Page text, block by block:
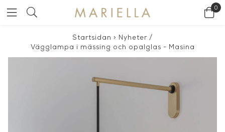
0
Startsidan > Nyheter /
Vägglampa i mässing och opalglas - Masina